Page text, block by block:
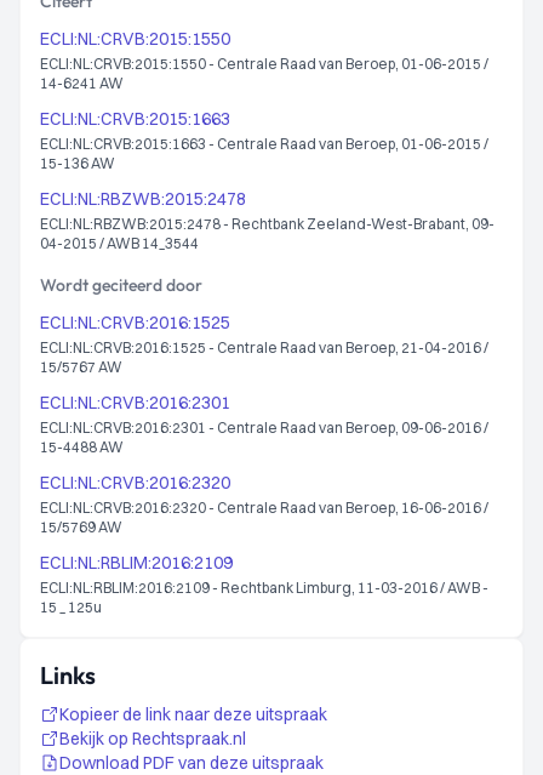
ECLI:NL:CRVB:2015:1550
ECLI:NL:CRVB:2015:1550 - Centrale Raad van Beroep, 01-06-2015 /
14-6241 AW
ECLI:NL:CRVB:2015:1663
ECLI:NL:CRVB:2015:1663 - Centrale Raad van Beroep, 01-06-2015 /
15-136 AW
ECLI:NL:RBZWB:2015:2478
ECLI:NL:RBZWB:2015:2478 - Rechtbank Zeeland-West-Brabant, 09-
04-2015 / AWB 14_3544
Wordt geciteerd door
ECLI:NL:CRVB:2016:1525
ECLI:NL:CRVB:2016:1525 - Centrale Raad van Beroep, 21-04-2016 /
15/5767 AW
ECLI:NL:CRVB:2016:2301
ECLI:NL:CRVB:2016:2301 - Centrale Raad van Beroep, 09-06-2016 /
15-4488 AW
ECLI:NL:CRVB:2016:2320
ECLI:NL:CRVB:2016:2320 - Centrale Raad van Beroep, 16-06-2016 /
15/5769 AW
ECLI:NL:RBLIM:2016:2109
ECLI:NL:RBLIM:2016:2109 - Rechtbank Limburg, 11-03-2016 / AWB -
15 _ 125u
Links
Kopieer de link naar deze uitspraak
Bekijk op Rechtspraak.nl
Download PDF van deze uitspraak